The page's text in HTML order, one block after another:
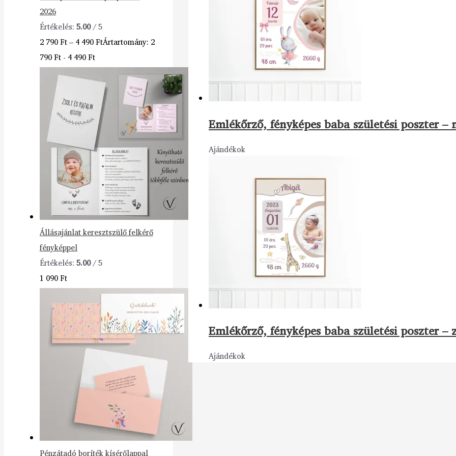
2026
Értékelés: 5.00/ 5
2 790Ft– 4 490FtÁrtartomány: 2
790 Ft - 4 490 Ft
Állásajánlat keresztszülő felkérő
fényképpel
Értékelés: 5.00/ 5
1 090Ft
Pénzátadó boríték kísérőlappal
Emlékőrző, fényképes baba születési poszter –
Ajándékok
Emlékőrző, fényképes baba születési poszter –
Ajándékok